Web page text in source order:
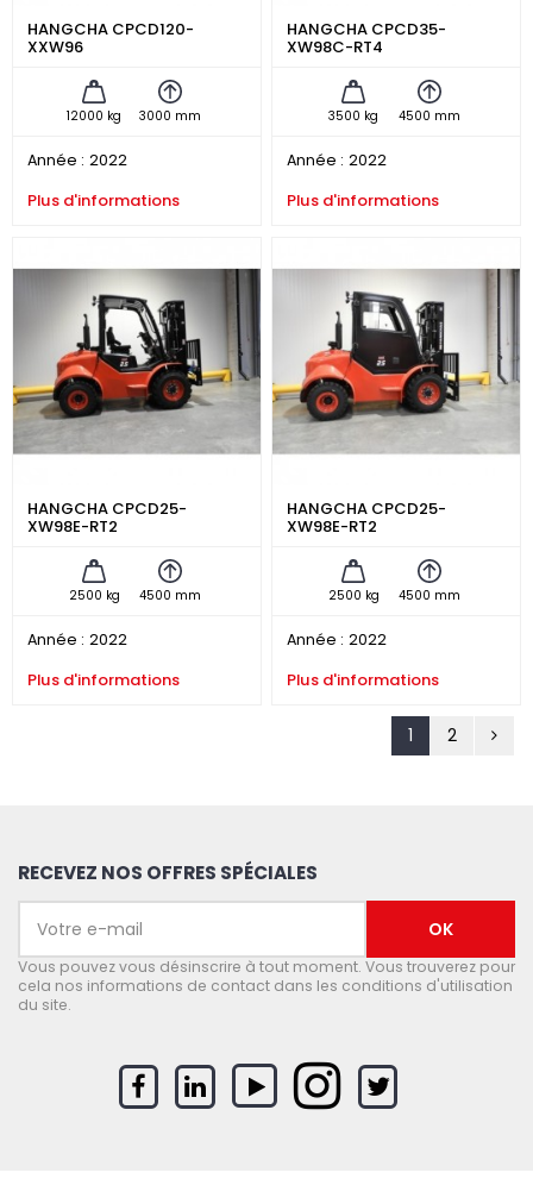
HANGCHA CPCD120-
XXW96
Année : 2022
3000 mm
12000 kg
Plus d'informations
HANGCHA CPCD35-
XW98C-RT4
Année : 2022
4500 mm
3500 kg
Plus d'informations
HANGCHA CPCD25-
XW98E-RT2
Année : 2022
4500 mm
2500 kg
Plus d'informations
HANGCHA CPCD25-
XW98E-RT2
Année : 2022
4500 mm
2500 kg
Plus d'informations
1 2
RECEVEZ NOS OFFRES SPÉCIALES
Vous pouvez vous désinscrire à tout moment. Vous trouverez pour
cela nos informations de contact dans les conditions d'utilisation
du site.